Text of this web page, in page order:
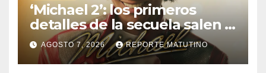
‘Michael 2’: los primeros
detalles de la secuela salen a
la luz y ya sabemos cuándo
se estrena
AGOSTO 7, 2026 REPORTE MATUTINO